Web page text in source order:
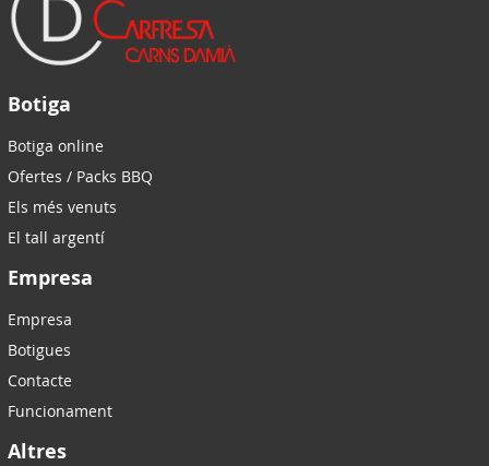
Botiga
Botiga online
Ofertes / Packs BBQ
Els més venuts
El tall argentí
Empresa
Empresa
Botigues
Contacte
Funcionament
Altres